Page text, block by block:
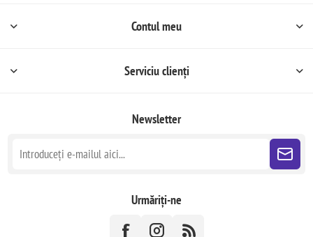
Contul meu
Serviciu clienți
Newsletter
Urmăriți-ne